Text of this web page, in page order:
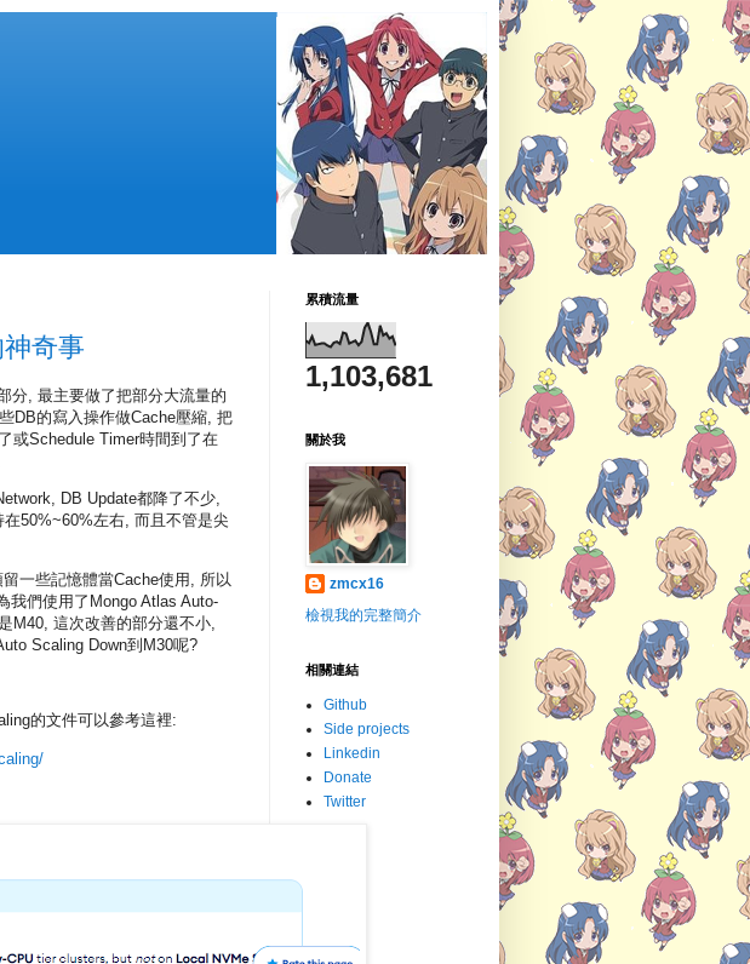
奇事
分, 最主要做了把部分大流量的
DB的寫入操作做Cache壓縮, 把
或Schedule Timer時間到了在
DB Update都降了不少,
50%~60%左右, 而且不管是尖
一些記憶體當Cache使用, 所以
我們使用了Mongo Atlas Auto-
M40, 這次改善的部分還不小,
Scaling Down到M30呢?
的文件可以參考這裡:
累積流量
1,103,681
關於我
zmcx16
檢視我的完整簡介
相關連結
Github
Side projects
Linkedin
Donate
Twitter